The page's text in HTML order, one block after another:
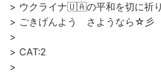
> ウクライナ🇺🇦の平和を切に祈り
> ごきげんよう さようなら☆彡
>
> CAT:2
>